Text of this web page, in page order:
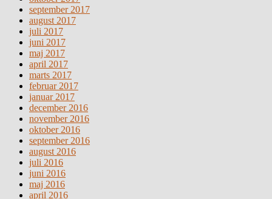
september 2017
august 2017
juli 2017
juni 2017
maj 2017
april 2017
marts 2017
februar 2017
januar 2017
december 2016
november 2016
oktober 2016
september 2016
august 2016
juli 2016
juni 2016
maj 2016
april 2016